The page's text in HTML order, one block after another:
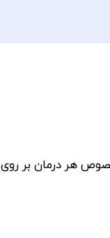
هر درمان بر روی